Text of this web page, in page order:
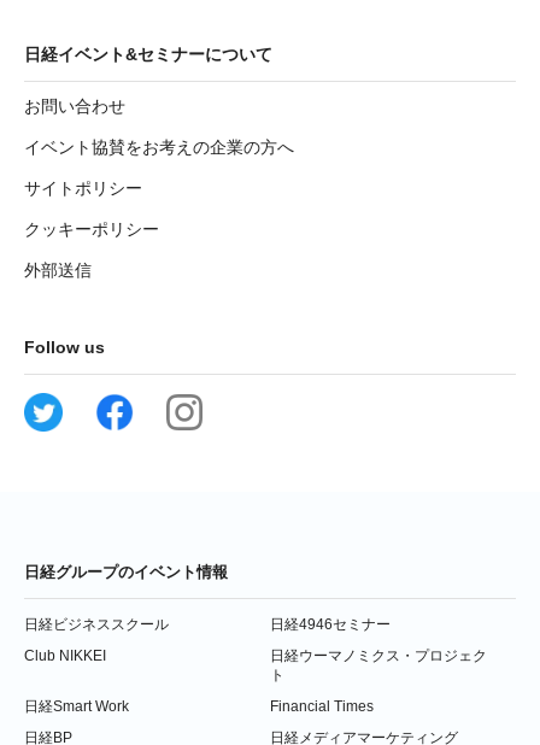
日経イベント&セミナーについて
お問い合わせ
イベント協賛をお考えの企業の方へ
サイトポリシー
クッキーポリシー
外部送信
Follow us
日経グループのイベント情報
日経ビジネススクール
日経4946セミナー
Club NIKKEI
日経ウーマノミクス・プロジェク
ト
日経Smart Work
Financial Times
日経BP
日経メディアマーケティング